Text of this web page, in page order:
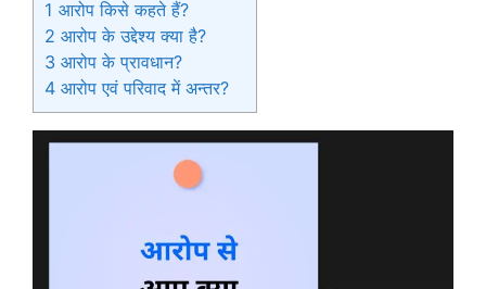
1 आरोप किसे कहते हैं?
2 आरोप के उद्देश्य क्या है?
3 आरोप के प्रावधान?
4 आरोप एवं परिवाद में अन्तर?